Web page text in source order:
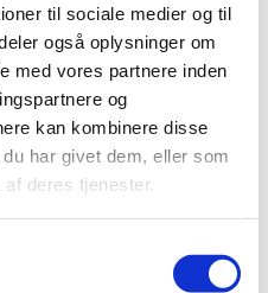
til sociale medier og til
også oplysninger om
med vores partnere inden
og
kan kombinere disse
har givet dem, eller som
deres tjenester.
du ønsker det.
sig af folkekirken,
givet særskilt
særlige
der kræves ikke brug
at du oplyser dit fulde
brev eller e-mail til dit
beslutningen. Er du